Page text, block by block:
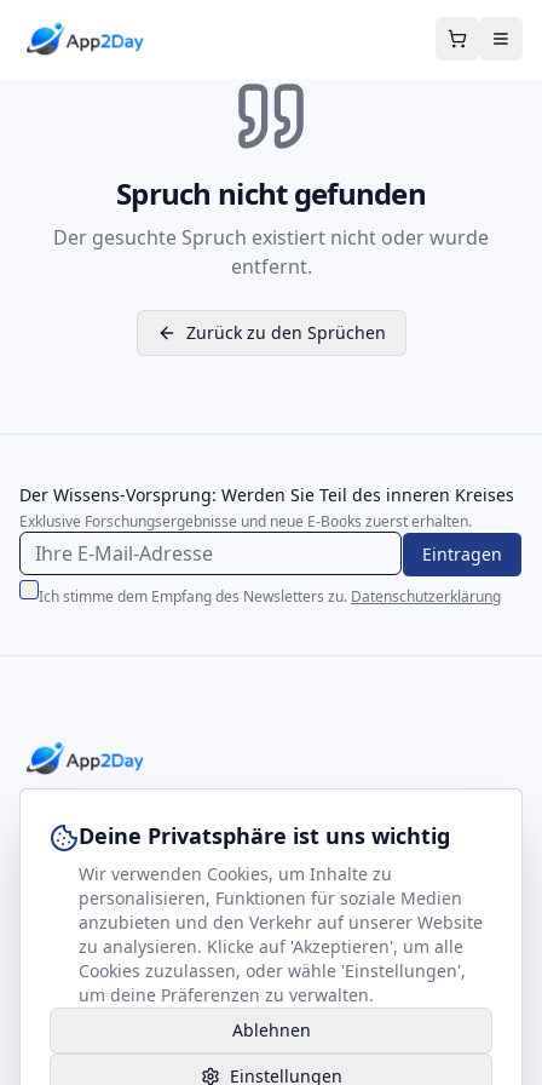
Spruch nicht gefunden
Der gesuchte Spruch existiert nicht oder wurde
entfernt.
Zurück zu den Sprüchen
Der Wissens-Vorsprung: Werden Sie Teil des inneren Kreises
Exklusive Forschungsergebnisse und neue E-Books zuerst erhalten.
Eintragen
Ich stimme dem Empfang des Newsletters zu. Datenschutzerklärung
footer.company
Kontakt
Partner werden
Gesundheits-Kompass
Rechtliches
Impressum
Datenschutz
AGB
Deine Privatsphäre ist uns wichtig
Wir verwenden Cookies, um Inhalte zu
personalisieren, Funktionen für soziale Medien
anzubieten und den Verkehr auf unserer Website
zu analysieren. Klicke auf 'Akzeptieren', um alle
Cookies zuzulassen, oder wähle 'Einstellungen',
um deine Präferenzen zu verwalten.
Ablehnen
Einstellungen
Hilfe benötigt?